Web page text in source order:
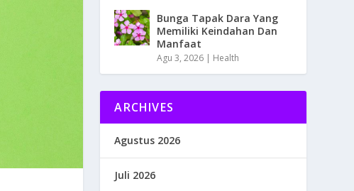
Bunga Tapak Dara Yang
Memiliki Keindahan Dan
Manfaat
Agu 3, 2026 | Health
ARCHIVES
Agustus 2026
Juli 2026